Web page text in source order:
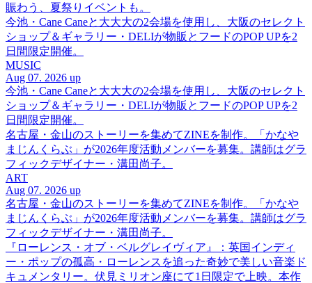
賑わう、夏祭りイベントも。
今池・Cane Caneと大大大の2会場を使用し、大阪のセレクト
ショップ＆ギャラリー・DELIが物販とフードのPOP UPを2
日間限定開催。
MUSIC
Aug 07. 2026 up
今池・Cane Caneと大大大の2会場を使用し、大阪のセレクト
ショップ＆ギャラリー・DELIが物販とフードのPOP UPを2
日間限定開催。
名古屋・金山のストーリーを集めてZINEを制作。「かなや
まじんくらぶ」が2026年度活動メンバーを募集。講師はグラ
フィックデザイナー・溝田尚子。
ART
Aug 07. 2026 up
名古屋・金山のストーリーを集めてZINEを制作。「かなや
まじんくらぶ」が2026年度活動メンバーを募集。講師はグラ
フィックデザイナー・溝田尚子。
『ローレンス・オブ・ベルグレイヴィア』：英国インディ
ー・ポップの孤高・ローレンスを追った奇妙で美しい音楽ド
キュメンタリー。伏見ミリオン座にて1日限定で上映。本作